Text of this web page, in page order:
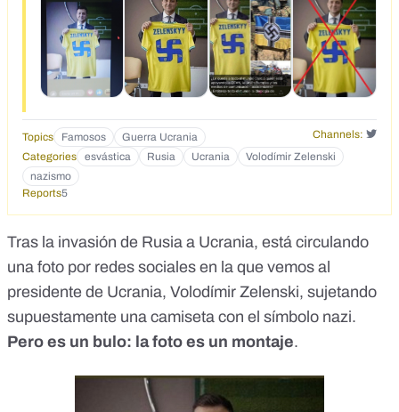
Topics Famosos Guerra Ucrania
Channels:
Categories
esvástica Rusia Ucrania
Volodímir Zelenski
nazismo
Reports5
Tras la invasión de Rusia a Ucrania, está circulando
una foto por redes sociales en la que vemos al
presidente de Ucrania, Volodímir Zelenski, sujetando
supuestamente una camiseta con el símbolo nazi.
Pero es un bulo: la foto es un montaje.